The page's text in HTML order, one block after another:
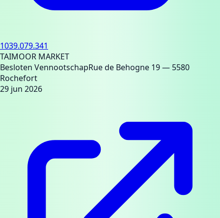
1039.079.341
TAIMOOR MARKET
Besloten VennootschapRue de Behogne 19— 5580
Rochefort
29 jun 2026